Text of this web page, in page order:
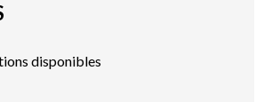
disponibles